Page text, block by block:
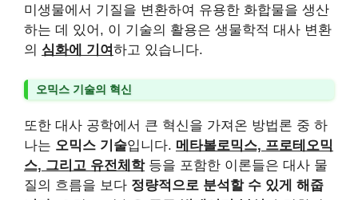
미생물에서 기질을 변환하여 유용한 화합물을 생산
하는 데 있어, 이 기술의 활용은 생물학적 대사 변환
의 심화에 기여 하고 있습니다.
오믹스 기술의 혁신
또한 대사 공학에서 큰 혁신을 가져온 방법론 중 하
나는 오믹스 기술입니다. 메타볼로믹스, 프로테오믹
스, 그리고 유전체학등을 포함한 이론들은 대사 물
질의 흐름을 보다 정량적으로 분석할 수 있게 해줍